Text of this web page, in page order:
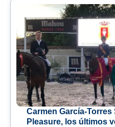
Carmen García-
Pleasure, los últimos